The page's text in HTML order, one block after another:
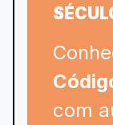
com